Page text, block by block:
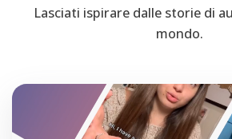
Lasciati ispirare dalle storie di
mondo.